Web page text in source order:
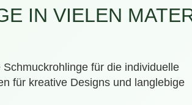
IN VIELEN
für die individuelle
für kreative Designs und langlebige